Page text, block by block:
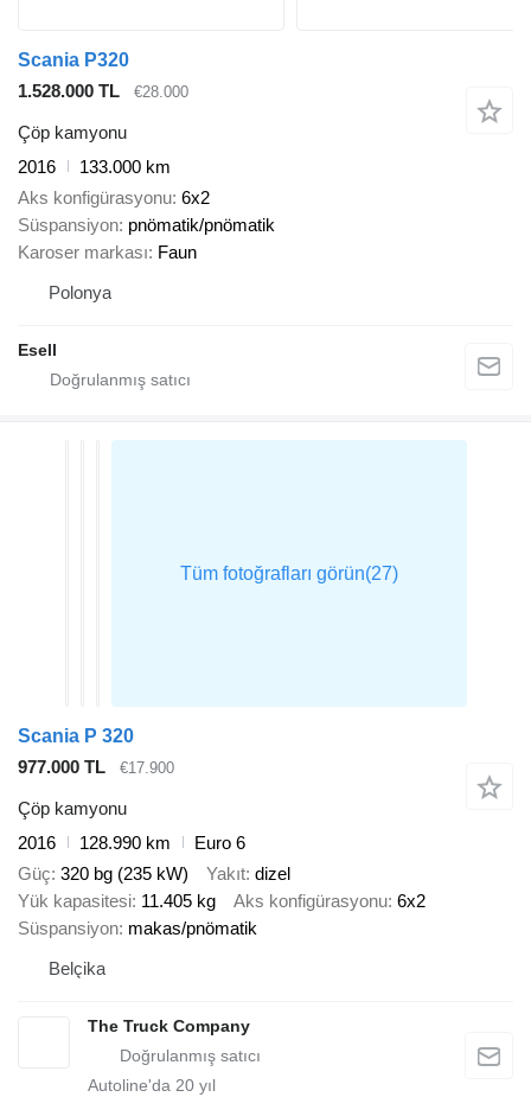
Scania P320
1.528.000 TL
€28.000
Çöp kamyonu
2016
133.000 km
Aks konfigürasyonu 6x2
Süspansiyon pnömatik/pnömatik
Karoser markası Faun
Polonya
Esell
Scania P 320
977.000 TL
€17.900
Çöp kamyonu
2016
128.990 km
Euro 6
Güç 320 bg (235 kW) Yakıt dizel
Yük kapasitesi 11.405 kg Aks konfigürasyonu 6x2
Süspansiyon makas/pnömatik
Belçika
The Truck Company
Autoline'da 20 yıl